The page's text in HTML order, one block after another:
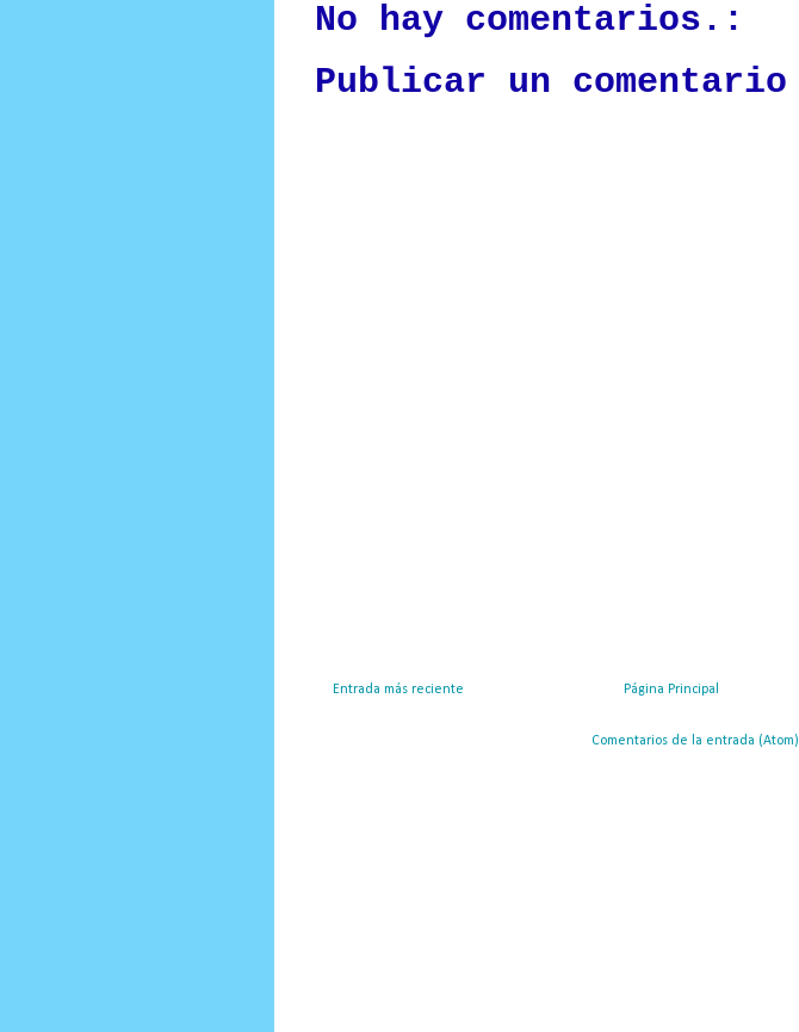
No hay comentarios.:
Publicar un comentario
Entrada más reciente Página Principal
Comentarios de la entrada (Atom)